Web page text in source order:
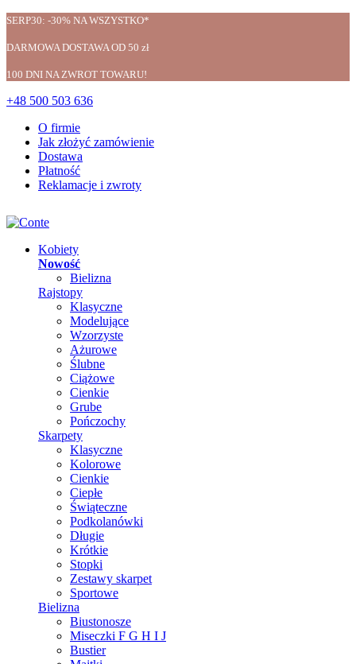
SERP30: -30% NA WSZYSTKO*
DARMOWA DOSTAWA OD 50 zł
100 DNI NA ZWROT TOWARU!
+48 500 503 636
O firmie
Jak złożyć zamówienie
Dostawa
Płatność
Reklamacje i zwroty
Kobiety
Nowość
Bielizna
Rajstopy
Klasyczne
Modelujące
Wzorzyste
Ażurowe
Ślubne
Ciążowe
Cienkie
Grube
Pończochy
Skarpety
Klasyczne
Kolorowe
Cienkie
Ciepłe
Świąteczne
Podkolanówki
Długie
Krótkie
Stopki
Zestawy skarpet
Sportowe
Bielizna
Biustonosze
Miseczki F G H I J
Bustier